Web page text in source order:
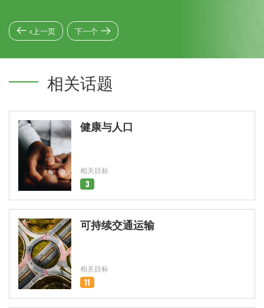
<上一页 下一个
相关话题
健康与人口
相关目标
3
可持续交通运输
相关目标
11